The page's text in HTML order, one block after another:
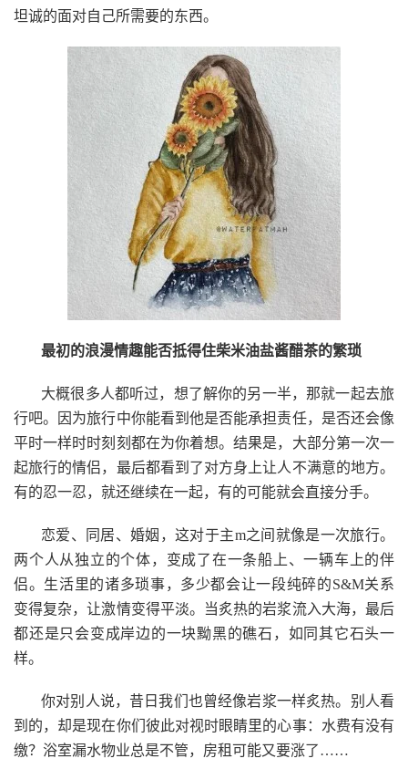
坦诚的面对自己所需要的东西。
最初的浪漫情趣能否抵得住柴米油盐酱醋茶的繁琐
大概很多人都听过，想了解你的另一半，那就一起去旅
行吧。因为旅行中你能看到他是否能承担责任，是否还会像
平时一样时时刻刻都在为你着想。结果是，大部分第一次一
起旅行的情侣，最后都看到了对方身上让人不满意的地方。
有的忍一忍，就还继续在一起，有的可能就会直接分手。
恋爱、同居、婚姻，这对于主m之间就像是一次旅行。
两个人从独立的个体，变成了在一条船上、一辆车上的伴
侣。生活里的诸多琐事，多少都会让一段纯碎的S&M关系
变得复杂，让激情变得平淡。当炙热的岩浆流入大海，最后
都还是只会变成岸边的一块黝黑的礁石，如同其它石头一
样。
你对别人说，昔日我们也曾经像岩浆一样炙热。别人看
到的，却是现在你们彼此对视时眼睛里的心事：水费有没有
缴？浴室漏水物业总是不管，房租可能又要涨了……